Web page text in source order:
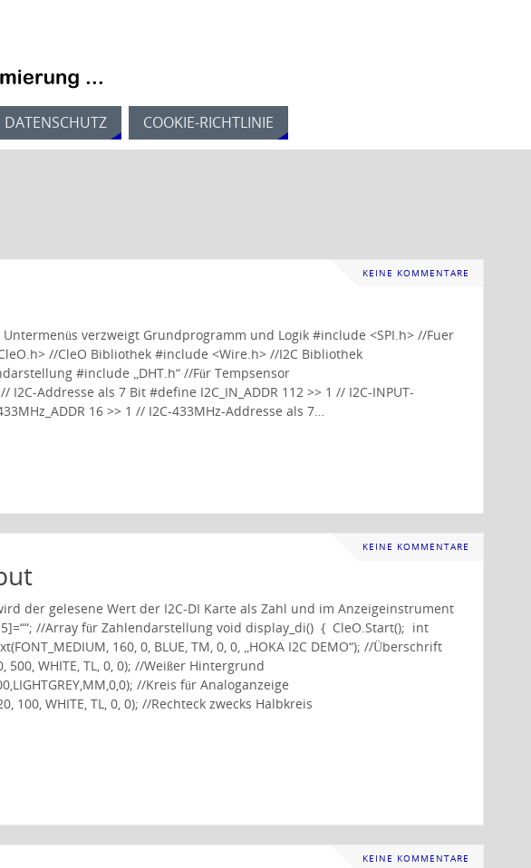
DATENSCHUTZ COOKIE-RICHTLINIE
KEINE KOMMENTARE
verzweigt Grundprogramm und Logik #include <SPI.h> //Fuer
//CleO Bibliothek #include <Wire.h> //I2C Bibliothek
#include „DHT.h“ //Für Tempsensor
I2C-Addresse als 7 Bit #define I2C_IN_ADDR 112 >> 1 // I2C-INPUT-
16 >> 1 // I2C-433MHz-Addresse als 7…
KEINE KOMMENTARE
der gelesene Wert der I2C-DI Karte als Zahl und im Anzeigeinstrument
//Array für Zahlendarstellung void display_di() { CleO.Start(); int
160, 0, BLUE, TM, 0, 0, „HOKA I2C DEMO“); //Überschrift
500, WHITE, TL, 0, 0); //Weißer Hintergrund
//Kreis für Analoganzeige
100, WHITE, TL, 0, 0); //Rechteck zwecks Halbkreis
KEINE KOMMENTARE